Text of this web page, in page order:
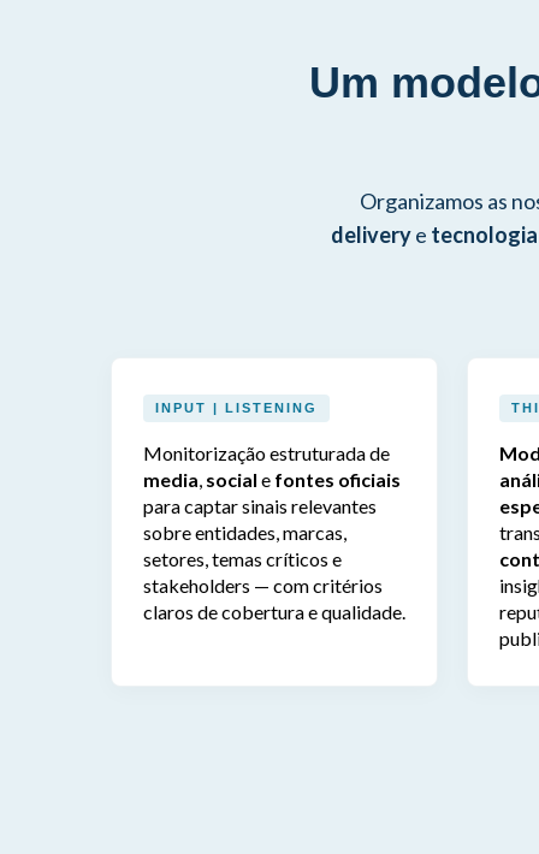
Um
Organizamos as
deliverye
INPUT | LISTENING
Monitorização estruturada de
media, social e fontes oficiais
para captar sinais relevantes
sobre entidades, marcas,
setores, temas críticos e
stakeholders — com critérios
claros de cobertura e qualidade.